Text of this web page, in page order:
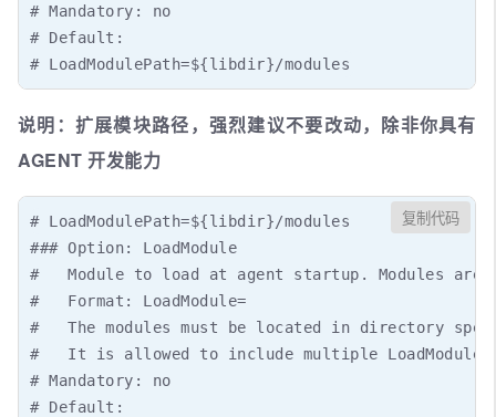
# Mandatory: no
# Default:
# LoadModulePath=${libdir}/modules
说明：扩展模块路径，强烈建议不要改动，除非你具有
AGENT 开发能力
# LoadModulePath=${libdir}/modules
### Option: LoadModule
#   Module to load at agent startup. Modules
#   Format: LoadModule=
#   The modules must be located in directory
#   It is allowed to include multiple LoadModule
# Mandatory: no
# Default:
复制代码